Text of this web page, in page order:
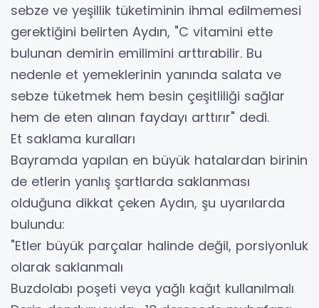
sebze ve yeşillik tüketiminin ihmal edilmemesi
gerektiğini belirten Aydın, "C vitamini ette
bulunan demirin emilimini arttırabilir. Bu
nedenle et yemeklerinin yanında salata ve
sebze tüketmek hem besin çeşitliliği sağlar
hem de eten alınan faydayı arttırır" dedi.
Et saklama kuralları
Bayramda yapılan en büyük hatalardan birinin
de etlerin yanlış şartlarda saklanması
olduğuna dikkat çeken Aydın, şu uyarılarda
bulundu:
"Etler büyük parçalar halinde değil, porsiyonluk
olarak saklanmalı
Buzdolabı poşeti veya yağlı kağıt kullanılmalı